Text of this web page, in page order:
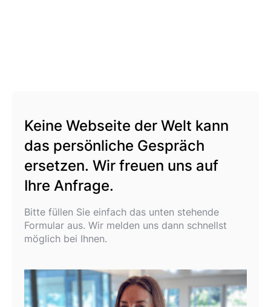
Keine Webseite der Welt kann
das persönliche Gespräch
ersetzen. Wir freuen uns auf
Ihre Anfrage.
Bitte füllen Sie einfach das unten stehende
Formular aus. Wir melden uns dann schnellst
möglich bei Ihnen.